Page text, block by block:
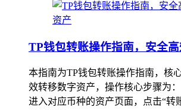
TP钱包转账操作指南，安全
本指南为TP钱包转账操作指南，核
效转移数字资产，操作核心步骤为：
进入对应币种的资产页面，点击“转